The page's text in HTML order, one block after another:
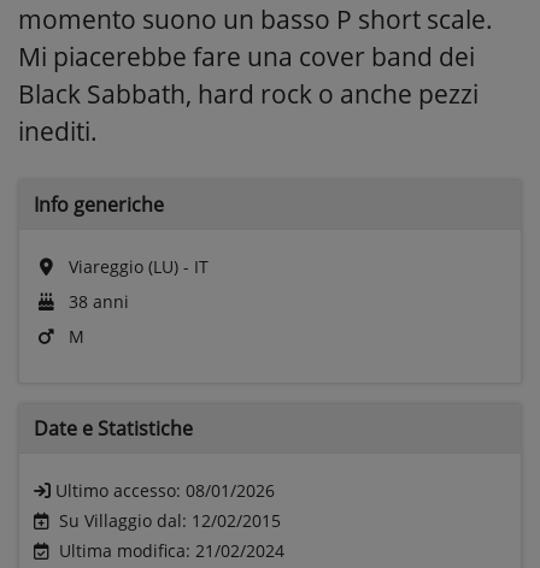
momento suono un basso P short scale.
Mi piacerebbe fare una cover band dei
Black Sabbath, hard rock o anche pezzi
inediti.
Info generiche
Viareggio (LU) - IT
38 anni
M
Date e Statistiche
Ultimo accesso: 08/01/2026
Su Villaggio dal: 12/02/2015
Ultima modifica: 21/02/2024